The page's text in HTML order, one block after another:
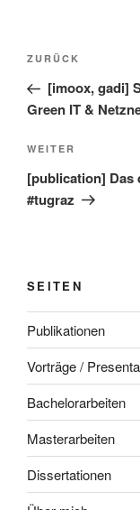
Vorheriger
Beitrag
ZURÜCK
[imoox, gadi]
Green IT &
Nächster
Beitrag
WEITER
[publication] Das
#tugraz
SEITEN
Publikationen
Vorträge /
Bachelorarbeiten
Masterarbeiten
Dissertationen